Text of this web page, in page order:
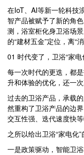
在IoT、AI等新一轮科技
智产品被赋予了新的角
测，浴室柜化身卫浴场
的“建材五金”定位，离“
01 时代变了，卫浴“家
每一次时代的更迭，都
升和体验的优化，还一
过去的卫浴产品，承载
然重构了卫浴产品的边
交互性强、迭代速度快等
之所以给出卫浴“家电化
一是政策驱动，智能卫浴